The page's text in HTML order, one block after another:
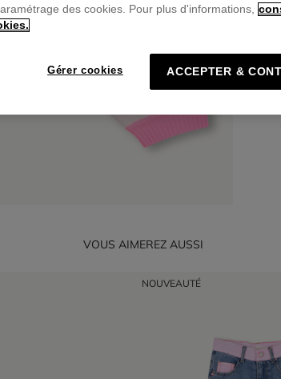
VOUS AIMEREZ AUSSI
NOUVEAUTÉ
des cookies. Pour plus d'informations,
Gérer cookies ACCEPTER &